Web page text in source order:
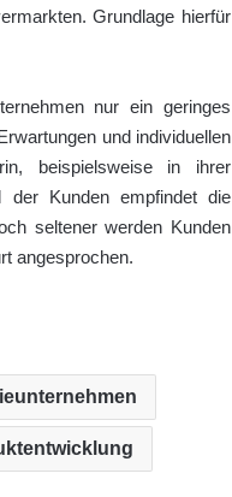
Grundlage hierfür
nur ein geringes
und individuellen
beispielsweise in ihrer
der Kunden empfindet die
seltener werden Kunden
angesprochen.